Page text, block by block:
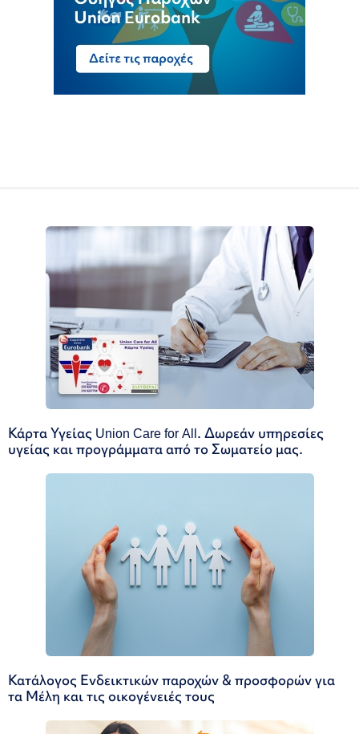
Κάρτα Υγείας Union Care for All. Δωρεάν υπηρεσίες
υγείας και προγράμματα από το Σωματείο μας.
Κατάλογος Ενδεικτικών παροχών & προσφορών για
τα Μέλη και τις οικογένειές τους